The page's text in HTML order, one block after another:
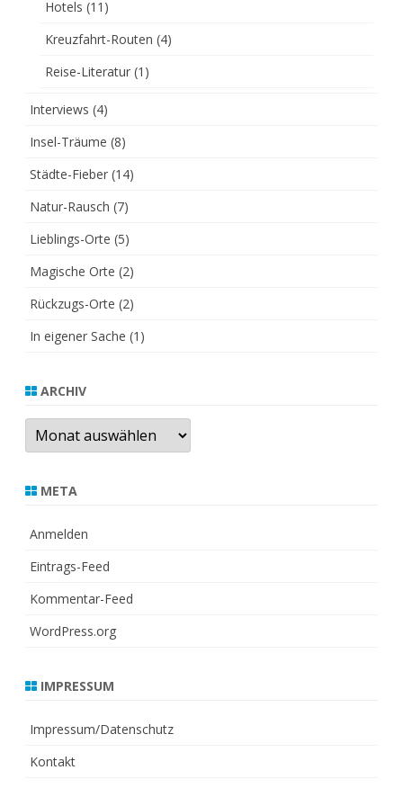
Hotels (11)
Kreuzfahrt-Routen (4)
Reise-Literatur (1)
Interviews (4)
Insel-Träume (8)
Städte-Fieber (14)
Natur-Rausch (7)
Lieblings-Orte (5)
Magische Orte (2)
Rückzugs-Orte (2)
In eigener Sache (1)
ARCHIV
Archiv
META
Anmelden
Eintrags-Feed
Kommentar-Feed
WordPress.org
IMPRESSUM
Impressum/Datenschutz
Kontakt